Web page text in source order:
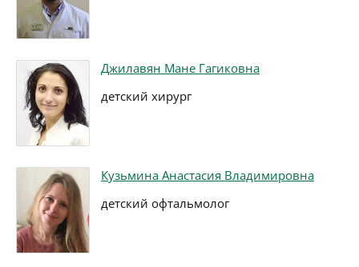
Джилавян Мане Гагиковна
детский хирург
Кузьмина Анастасия Владимировна
детский офтальмолог